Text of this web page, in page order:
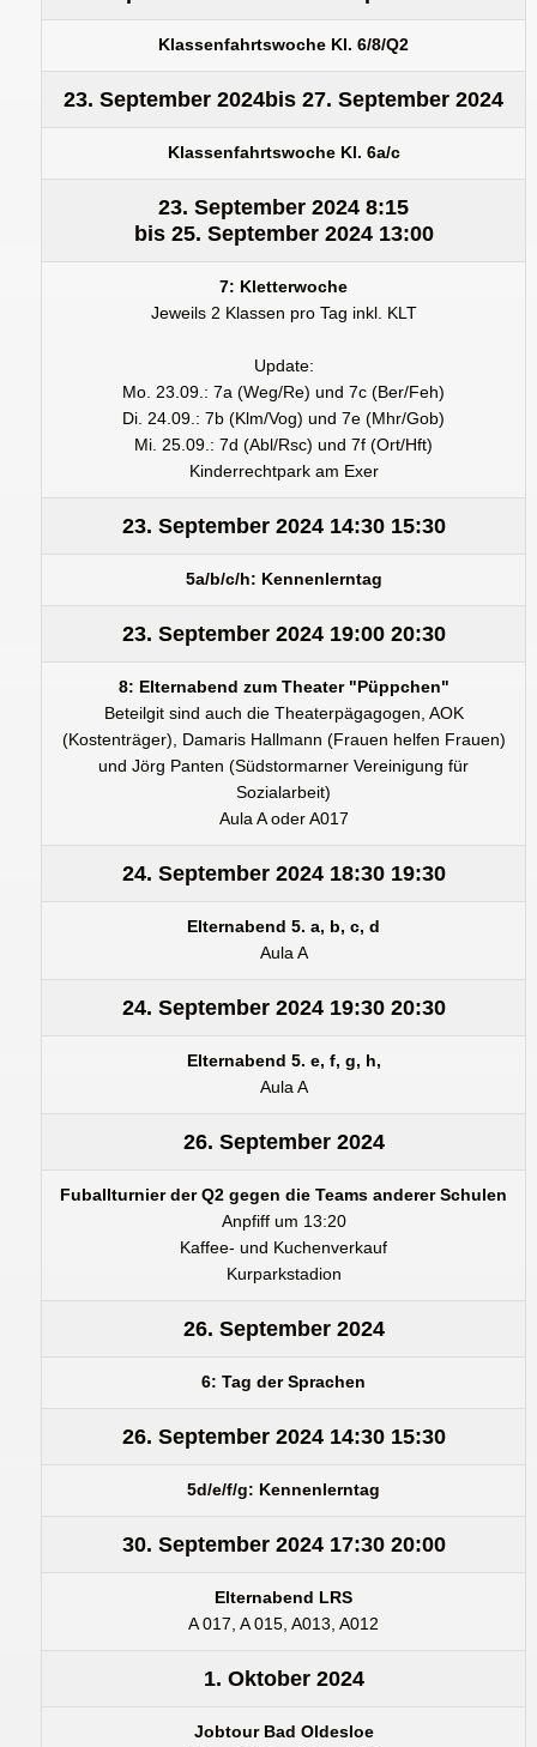
Klassenfahrtswoche Kl. 6/8/Q2
23. September 2024bis 27. September 2024
Klassenfahrtswoche Kl. 6a/c
23. September 2024 8:15
bis 25. September 202413:00
7: Kletterwoche
Jeweils 2 Klassen pro Tag inkl. KLT
Update:
Mo. 23.09.: 7a (Weg/Re) und 7c (Ber/Feh)
Di. 24.09.: 7b (Klm/Vog) und 7e (Mhr/Gob)
Mi. 25.09.: 7d (Abl/Rsc) und 7f (Ort/Hft)
Kinderrechtpark am Exer
23. September 202414:30 15:30
5a/b/c/h: Kennenlerntag
23. September 202419:00 20:30
8: Elternabend zum Theater "Püppchen"
Beteilgit sind auch die Theaterpägagogen, AOK
(Kostenträger), Damaris Hallmann (Frauen helfen Frauen)
und Jörg Panten (Südstormarner Vereinigung für
Sozialarbeit)
Aula A oder A017
24. September 202418:30 19:30
Elternabend 5. a, b, c, d
Aula A
24. September 202419:30 20:30
Elternabend 5. e, f, g, h,
Aula A
26. September 2024
Fuballturnier der Q2 gegen die Teams anderer Schulen
Anpfiff um 13:20
Kaffee- und Kuchenverkauf
Kurparkstadion
26. September 2024
6: Tag der Sprachen
26. September 202414:30 15:30
5d/e/f/g: Kennenlerntag
30. September 202417:30 20:00
Elternabend LRS
A 017, A 015, A013, A012
1. Oktober 2024
Jobtour Bad Oldesloe